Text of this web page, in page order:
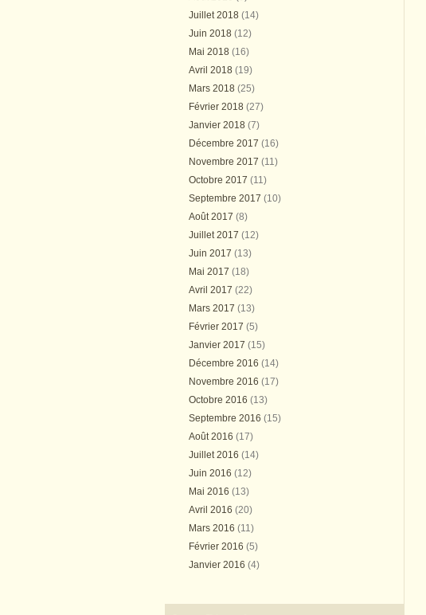
Juillet 2018 (14)
Juin 2018 (12)
Mai 2018 (16)
Avril 2018 (19)
Mars 2018 (25)
Février 2018 (27)
Janvier 2018 (7)
Décembre 2017 (16)
Novembre 2017 (11)
Octobre 2017 (11)
Septembre 2017 (10)
Août 2017 (8)
Juillet 2017 (12)
Juin 2017 (13)
Mai 2017 (18)
Avril 2017 (22)
Mars 2017 (13)
Février 2017 (5)
Janvier 2017 (15)
Décembre 2016 (14)
Novembre 2016 (17)
Octobre 2016 (13)
Septembre 2016 (15)
Août 2016 (17)
Juillet 2016 (14)
Juin 2016 (12)
Mai 2016 (13)
Avril 2016 (20)
Mars 2016 (11)
Février 2016 (5)
Janvier 2016 (4)